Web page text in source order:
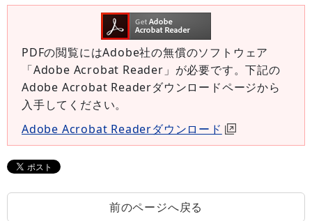
PDFの閲覧にはAdobe社の無償のソフトウェア
「Adobe Acrobat Reader」が必要です。下記の
Adobe Acrobat Readerダウンロードページから
入手してください。
Adobe Acrobat Readerダウンロード
前のページへ戻る